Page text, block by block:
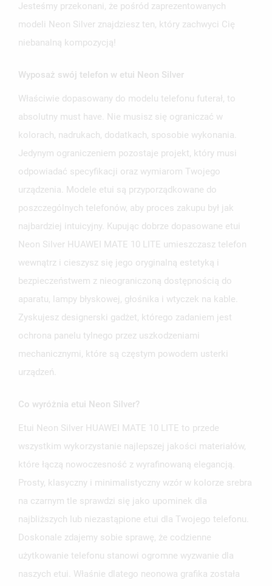
Jesteśmy przekonani, że pośród zaprezentowanych
modeli Neon Silver znajdziesz ten, który zachwyci Cię
niebanalną kompozycją!
Wyposaż swój telefon w etui Neon Silver
Właściwie dopasowany do modelu telefonu futerał, to
absolutny must have. Nie musisz się ograniczać w
kolorach, nadrukach, dodatkach, sposobie wykonania.
Jedynym ograniczeniem pozostaje projekt, który musi
odpowiadać specyfikacji oraz wymiarom Twojego
urządzenia. Modele etui są przyporządkowane do
poszczególnych telefonów, aby proces zakupu był jak
najbardziej intuicyjny. Kupując dobrze dopasowane etui
Neon Silver HUAWEI MATE 10 LITE umieszczasz telefon
wewnątrz i cieszysz się jego oryginalną estetyką i
bezpieczeństwem z nieograniczoną dostępnością do
aparatu, lampy błyskowej, głośnika i wtyczek na kable.
Zyskujesz designerski gadżet, którego zadaniem jest
ochrona panelu tylnego przez uszkodzeniami
mechanicznymi, które są częstym powodem usterki
urządzeń.
Co wyróżnia etui Neon Silver?
Etui Neon Silver HUAWEI MATE 10 LITE to przede
wszystkim wykorzystanie najlepszej jakości materiałów,
które łączą nowoczesność z wyrafinowaną elegancją.
Prosty, klasyczny i minimalistyczny wzór w kolorze srebra
na czarnym tle sprawdzi się jako upominek dla
najbliższych lub niezastąpione etui dla Twojego telefonu.
Doskonale zdajemy sobie sprawę, że codzienne
użytkowanie telefonu stanowi ogromne wyzwanie dla
naszych etui. Właśnie dlatego neonowa grafika została
MOJE LISTY ŻYCZEŃ
add_circle_outline UTWÓRZ NOWĄ LISTĘ
UTWÓRZ LISTĘ ŻYCZEŃ
NAZWA LISTY ŻYCZEŃ
ANULUJ UTWÓRZ LISTĘ ŻYCZEŃ
ZALOGUJ SIĘ
MUSISZ BYĆ ZALOGOWANY BY ZAPISAĆ PRODUKTY NA
SWOJEJ LIŚCIE ŻYCZEŃ.
ANULUJ ZALOGUJ SIĘ